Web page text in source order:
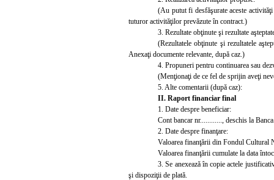
(Au putut fi desfăşurate aceste
tuturor activităţilor prevăzute în contract.)
3. Rezultate obţinute şi rezultate
(Rezultatele obţinute şi rezultatele
Anexaţi documente relevante, după caz.)
4. Propuneri pentru continuarea sau
(Menţionaţi de ce fel de sprijin aveţi
5. Alte comentarii (după caz):
II. Raport financiar final
1. Date despre beneficiar:
Cont bancar nr..
.........., deschis la
2. Date despre finanţare:
Valoarea finanţării din Fondul Cultural
Valoarea finanţării cumulate la data
3. Se anexează în copie actele
şi dispoziţii de plată.